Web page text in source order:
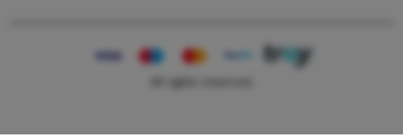
All rights reserved.